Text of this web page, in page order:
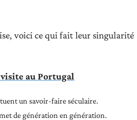
voici ce qui fait leur singularité
au Portugal
un savoir-faire séculaire.
de génération en génération.